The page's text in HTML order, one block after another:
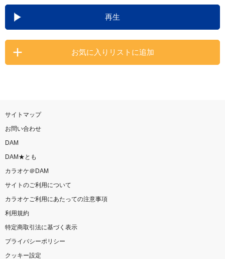
DAMの新曲・ランキングなど
カラオケ最新情報をチェック！
再生
お気に入りリストに追加
サイトマップ
お問い合わせ
DAM
DAM★とも
カラオケ＠DAM
サイトのご利用について
カラオケご利用にあたっての注意事項
利用規約
特定商取引法に基づく表示
プライバシーポリシー
クッキー設定